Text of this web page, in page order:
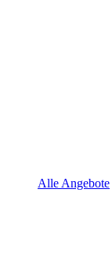
Alle Angebote